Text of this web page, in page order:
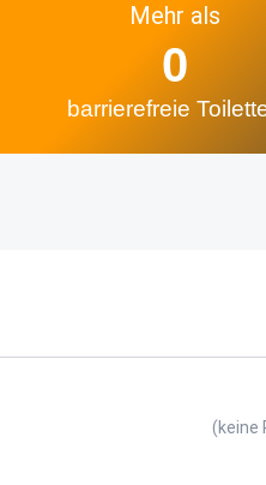
Mehr als
barrierefreie
0
(keine